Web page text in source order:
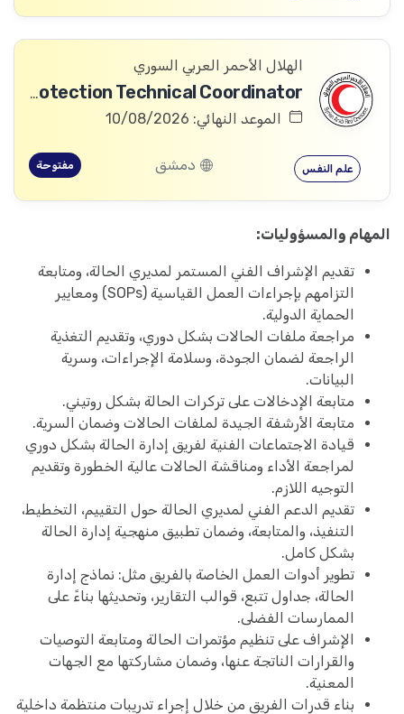
الهلال الأحمر العربي السوري
Community Services and Protection Technical Coordinator
الموعد النهائي: 10/08/2026
علم النفس دمشق مفتوحة
المهام والمسؤوليات:
تقديم الإشراف الفني المستمر لمديري الحالة، ومتابعة
التزامهم بإجراءات العمل القياسية (SOPs) ومعايير
الحماية الدولية.
مراجعة ملفات الحالات بشكل دوري، وتقديم التغذية
الراجعة لضمان الجودة، وسلامة الإجراءات، وسرية
البيانات.
متابعة الإدخالات على تركرات الحالة بشكل روتيني.
متابعة الأرشفة الجيدة لملفات الحالات وضمان السرية.
قيادة الاجتماعات الفنية لفريق إدارة الحالة بشكل دوري
لمراجعة الأداء ومناقشة الحالات عالية الخطورة وتقديم
التوجيه اللازم.
تقديم الدعم الفني لمديري الحالة حول التقييم، التخطيط،
التنفيذ، والمتابعة، وضمان تطبيق منهجية إدارة الحالة
بشكل كامل.
تطوير أدوات العمل الخاصة بالفريق مثل: نماذج إدارة
الحالة، جداول تتبع، قوالب التقارير، وتحديثها بناءً على
الممارسات الفضلى.
الإشراف على تنظيم مؤتمرات الحالة ومتابعة التوصيات
والقرارات الناتجة عنها، وضمان مشاركتها مع الجهات
المعنية.
بناء قدرات الفريق من خلال إجراء تدريبات منتظمة داخلية